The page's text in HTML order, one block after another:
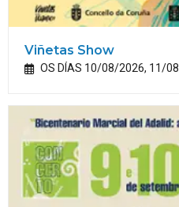
Viñetas Show
OS DÍAS 10/08/2026, 11/